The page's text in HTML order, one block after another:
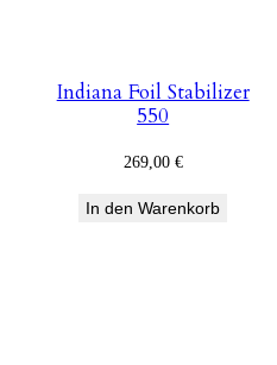
Indiana Foil Stabilizer
550
269,00 €
In den Warenkorb